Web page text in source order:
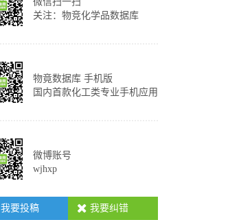
关注：物竞化学品数据库
物竟数据库 手机版
国内首款化工类专业手机应用
微博账号
wjhxp
我要投稿 我要纠错